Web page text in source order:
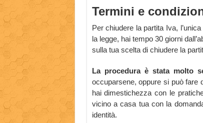
Termini e
Per chiudere la partita Iva,
la legge, hai tempo 30 giorni
sulla tua scelta di chiudere la
La procedura è stata molto
occuparsene, oppure si può fare
hai dimestichezza con le
vicino a casa tua con la
identità.